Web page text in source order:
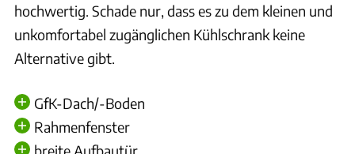
hochwertig. Schade nur, dass es zu dem kleinen und
unkomfortabel zugänglichen Kühlschrank keine
Alternative gibt.
GfK-Dach/-Boden
Rahmenfenster
breite Aufbautür